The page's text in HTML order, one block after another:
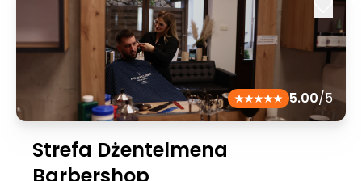
5.00/5
Strefa Dżentelmena